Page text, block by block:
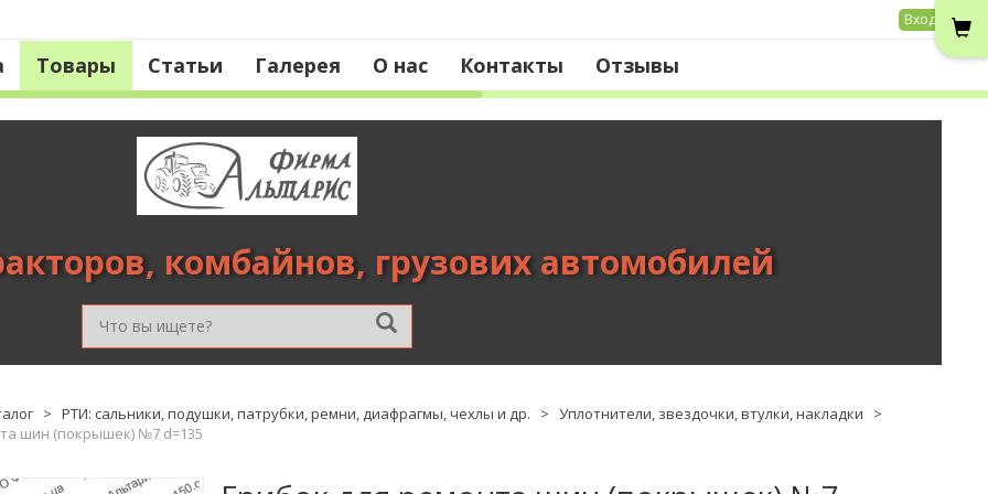
Вход
Товары Статьи Галерея О нас Контакты Отзывы
комбайнов, грузових автомобилей
> РТИ: сальники, подушки, патрубки, ремни, диафрагмы, чехлы и др. > Уплотнители, звездочки, втулки, накладки
>
шин (покрышек) №7 d=135